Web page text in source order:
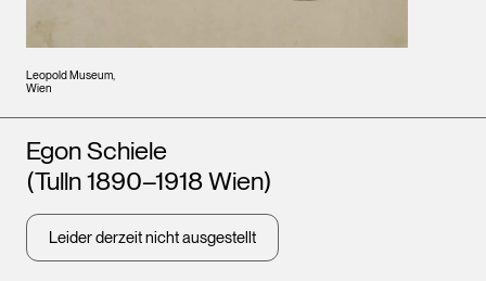
Leopold Museum,
Wien
Künstler*innen
Egon Schiele
(Tulln 1890–1918 Wien)
Leider derzeit nicht ausgestellt